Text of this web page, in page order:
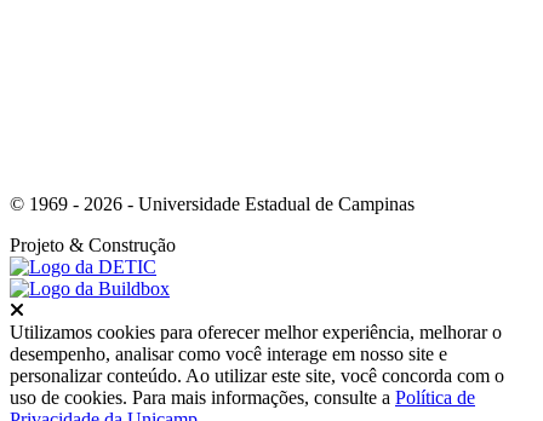
© 1969 - 2026 - Universidade Estadual de Campinas
Projeto & Construção
Utilizamos cookies para oferecer melhor experiência, melhorar o
desempenho, analisar como você interage em nosso site e
personalizar conteúdo. Ao utilizar este site, você concorda com o
uso de cookies. Para mais informações, consulte a Política de